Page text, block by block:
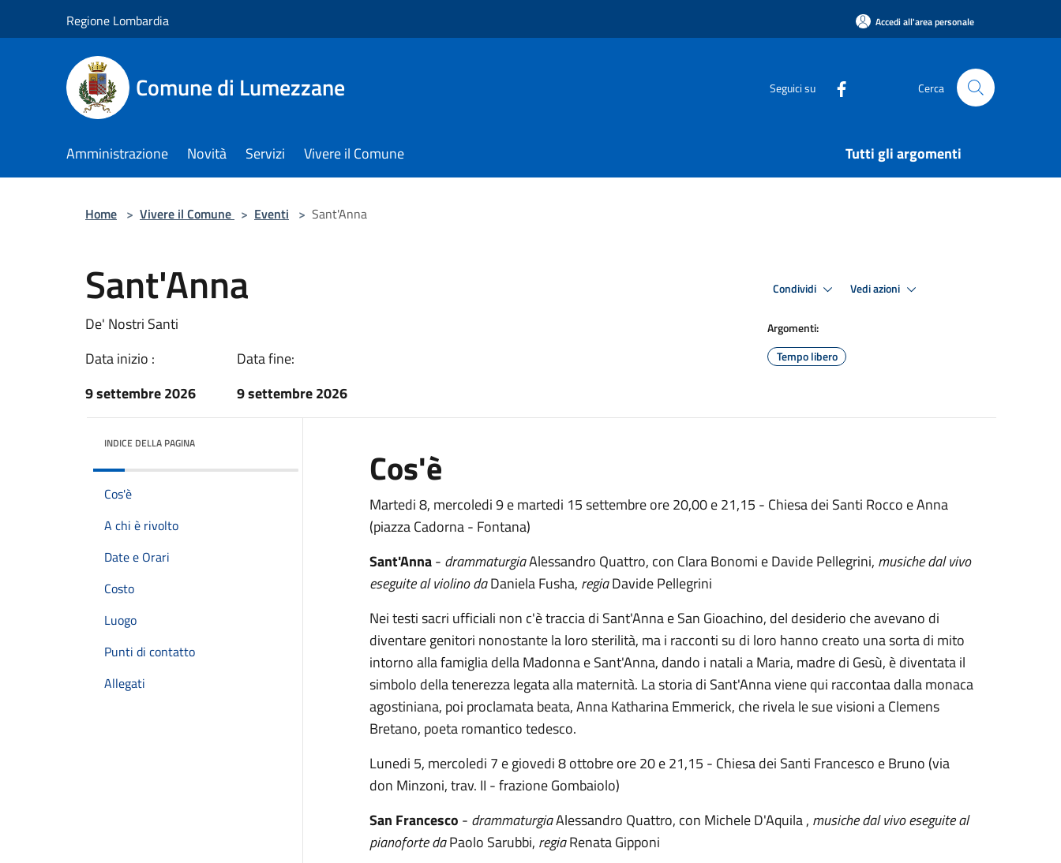
Regione Lombardia Accedi all'area personale
Comune di Lumezzane Seguici su Cerca
Amministrazione Novità Servizi Vivere il Comune Tutti gli argomenti
Home > Vivere il Comune > Eventi > Sant'Anna
Sant'Anna
De' Nostri Santi
Data inizio :
9 settembre 2026
Data fine:
9 settembre 2026
Condividi Vedi azioni
Argomenti:
Tempo libero
INDICE DELLA PAGINA
Cos'è
A chi è rivolto
Date e Orari
Costo
Luogo
Punti di contatto
Allegati
Cos'è
Martedi 8, mercoledi 9 e martedi 15 settembre ore 20,00 e 21,15 - Chiesa dei Santi Rocco e Anna
(piazza Cadorna - Fontana)
Sant'Anna- drammaturgiaAlessandro Quattro, con Clara Bonomi e Davide Pellegrini, musiche dal vivo
eseguite al violino daDaniela Fusha, regiaDavide Pellegrini
Nei testi sacri ufficiali non c'è traccia di Sant'Anna e San Gioachino, del desiderio che avevano di
diventare genitori nonostante la loro sterilità, ma i racconti su di loro hanno creato una sorta di mito
intorno alla famiglia della Madonna e Sant'Anna, dando i natali a Maria, madre di Gesù, è diventata il
simbolo della tenerezza legata alla maternità. La storia di Sant'Anna viene qui raccontaa dalla monaca
agostiniana, poi proclamata beata, Anna Katharina Emmerick, che rivela le sue visioni a Clemens
Bretano, poeta romantico tedesco.
Lunedi 5, mercoledi 7 e giovedi 8 ottobre ore 20 e 21,15 - Chiesa dei Santi Francesco e Bruno (via
don Minzoni, trav. II - frazione Gombaiolo)
San Francesco - drammaturgiaAlessandro Quattro, con Michele D'Aquila , musiche dal vivo eseguite al
pianoforte daPaolo Sarubbi, regiaRenata Gipponi